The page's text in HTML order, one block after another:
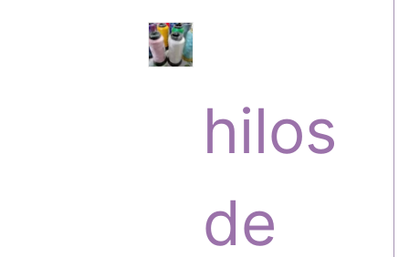
o
hilos
de